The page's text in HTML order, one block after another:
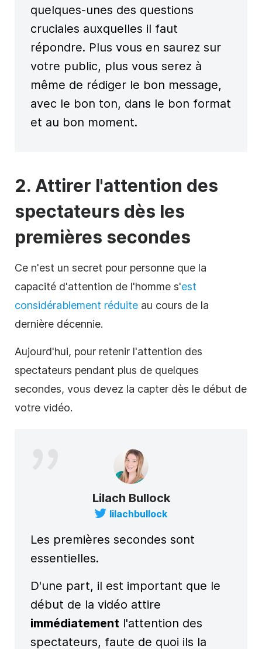
quelques-unes des questions
cruciales auxquelles il faut
répondre. Plus vous en saurez sur
votre public, plus vous serez à
même de rédiger le bon message,
avec le bon ton, dans le bon format
et au bon moment.
2. Attirer l'attention des
spectateurs dès les
premières secondes
Ce n'est un secret pour personne que la
capacité d'attention de l'homme s'est
considérablement réduite au cours de la
dernière décennie.
Aujourd'hui, pour retenir l'attention des
spectateurs pendant plus de quelques
secondes, vous devez la capter dès le début de
votre vidéo.
Lilach Bullock
lilachbullock
Les premières secondes sont
essentielles.
D'une part, il est important que le
début de la vidéo attire
immédiatement l'attention des
spectateurs, faute de quoi ils la